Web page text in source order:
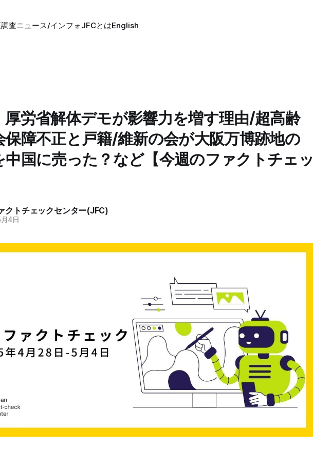
調査ニュース/インフォJFCとはEnglish
厚労省解体デモが影響力を増す理由/超高齢
保障不正と戸籍/維新の会が大阪万博跡地の
中国に売った？など【今週のファクトチェッ
クトチェックセンター(JFC)
4日